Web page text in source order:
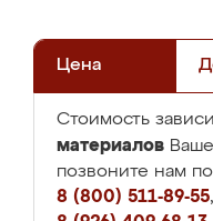
Цена
Стоимость
материалов
позвоните нам
8 (800) 511-89-55,